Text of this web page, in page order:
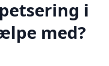
i
med?